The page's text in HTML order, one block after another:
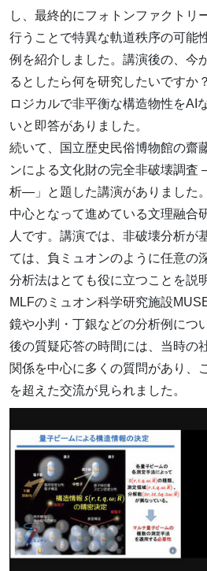
し、最終的にフォトンファクトリ
行うことで特異な軌道秩序の可能
例を紹介しました。講演後の、今
るとしたら何を研究したいですか
ロジカルで非平衡な構造物性をAI
いと即答がありました。
続いて、国立歴史民俗博物館の齋
ンによる文化財の完全非破壊調査
析―」と題した講演がありました
中心となって進めている文理融合
人です。講演では、非破壊分析が
ては、負ミュオンのように任意の
分析法はとても役に立つことを説
MLFのミュオン科学研究施設
鏡や小判・丁銀などの分析例につ
後の質疑応答の時間には、当時の
関係を中心に多くの質問があり、
を超えた交流が見られました。